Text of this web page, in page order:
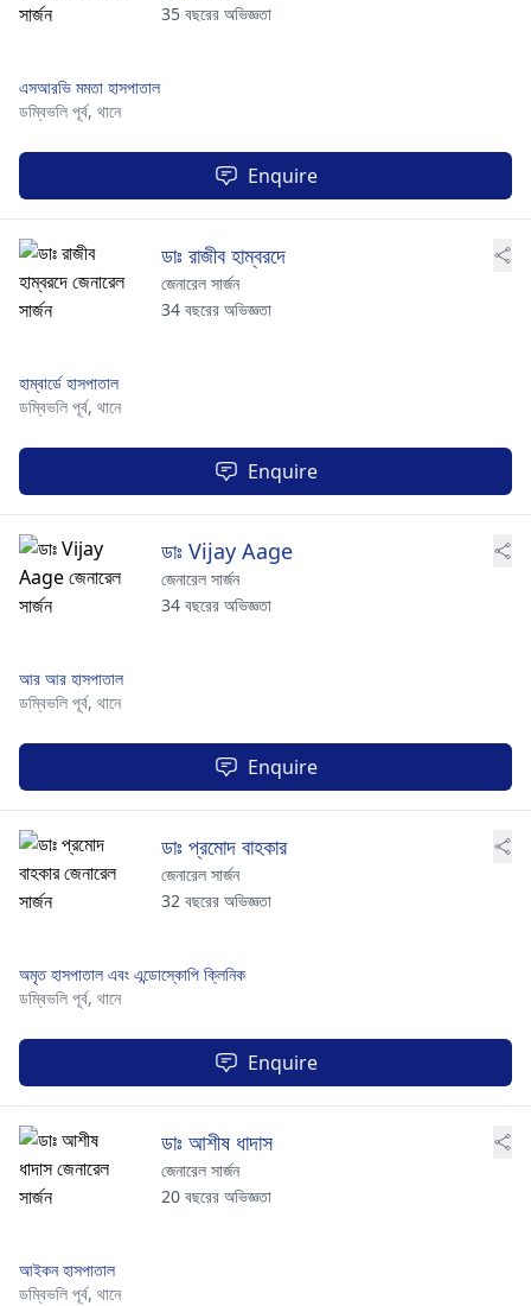
35 বছরের অভিজ্ঞতা
এসআরভি মমতা হাসপাতাল
ডম্বিভলি পূর্ব, থানে
Enquire
ডাঃ রাজীব হাম্বরদে
জেনারেল সার্জন
34 বছরের অভিজ্ঞতা
হাম্বার্ডে হাসপাতাল
ডম্বিভলি পূর্ব, থানে
Enquire
ডাঃ Vijay Aage
জেনারেল সার্জন
34 বছরের অভিজ্ঞতা
আর আর হাসপাতাল
ডম্বিভলি পূর্ব, থানে
Enquire
ডাঃ প্রমোদ বাহকার
জেনারেল সার্জন
32 বছরের অভিজ্ঞতা
অমৃত হাসপাতাল এবং এন্ডোস্কোপি ক্লিনিক
ডম্বিভলি পূর্ব, থানে
Enquire
ডাঃ আশীষ ধাদাস
জেনারেল সার্জন
20 বছরের অভিজ্ঞতা
আইকন হাসপাতাল
ডম্বিভলি পূর্ব, থানে